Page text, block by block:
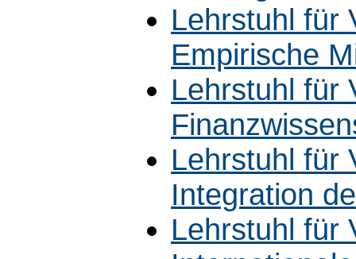
Lehrstuhl für
Empirische
Lehrstuhl für
Lehrstuhl für
Integration
Lehrstuhl für